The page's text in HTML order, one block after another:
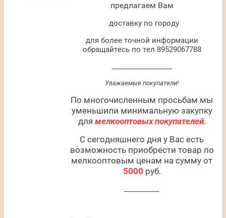
предлагаем Вам
доставку по городу
для более точной информации
обращайтесь по тел 89529067788
Уважаемые покупатели!
По многочисленным просьбам мы
уменьшили минимальную закупку
для мелкооптовых покупателей.
С сегодняшнего дня у Вас есть
возможность приобрести товар по
мелкооптовым ценам на сумму от
5000 руб.